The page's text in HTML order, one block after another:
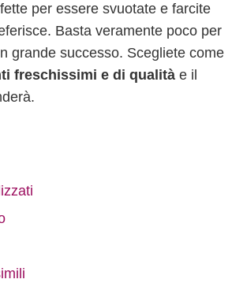
per essere svuotate e farcite
Basta veramente poco per
grande successo. Scegliete come
freschissimi e di qualità e il